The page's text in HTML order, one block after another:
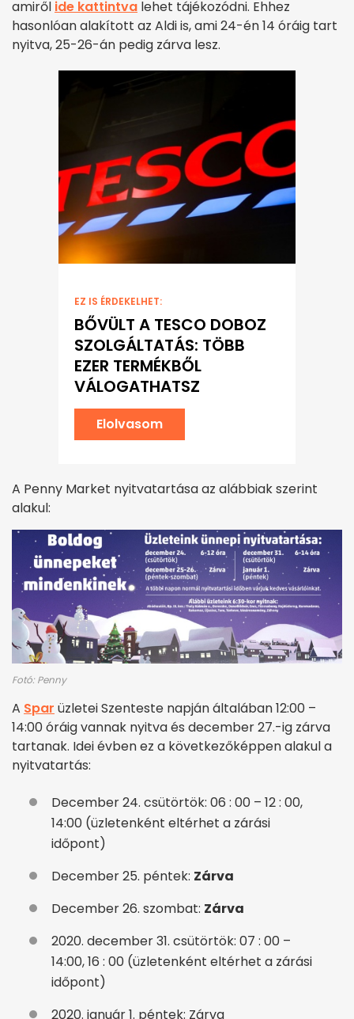
amiről ide kattintva lehet tájékozódni. Ehhez
hasonlóan alakított az Aldi is, ami 24-én 14 óráig tart
nyitva, 25-26-án pedig zárva lesz.
EZ IS ÉRDEKELHET:
BŐVÜLT A TESCO DOBOZ
SZOLGÁLTATÁS: TÖBB
EZER TERMÉKBŐL
VÁLOGATHATSZ
Elolvasom
A Penny Market nyitvatartása az alábbiak szerint
alakul:
Fotó: Penny
A Spar üzletei Szenteste napján általában 12:00 –
14:00 óráig vannak nyitva és december 27.-ig zárva
tartanak. Idei évben ez a következőképpen alakul a
nyitvatartás:
December 24. csütörtök: 06 : 00 – 12 : 00,
14:00 (üzletenként eltérhet a zárási
időpont)
December 25. péntek: Zárva
December 26. szombat: Zárva
2020. december 31. csütörtök: 07 : 00 –
14:00, 16 : 00 (üzletenként eltérhet a zárási
időpont)
2020. január 1. péntek: Zárva